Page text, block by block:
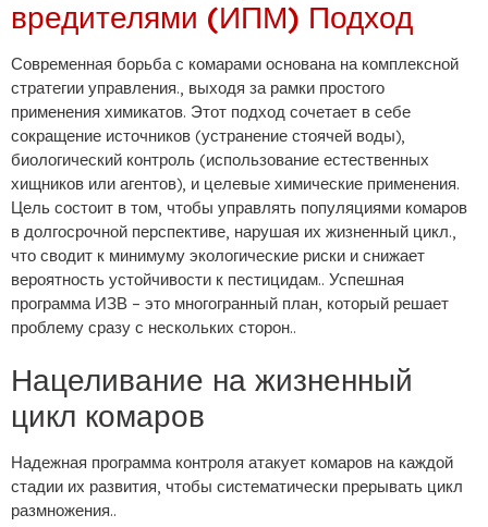
вредителями (ИПМ) Подход
Современная борьба с комарами основана на комплексной
стратегии управления., выходя за рамки простого
применения химикатов. Этот подход сочетает в себе
сокращение источников (устранение стоячей воды),
биологический контроль (использование естественных
хищников или агентов), и целевые химические применения.
Цель состоит в том, чтобы управлять популяциями комаров
в долгосрочной перспективе, нарушая их жизненный цикл.,
что сводит к минимуму экологические риски и снижает
вероятность устойчивости к пестицидам.. Успешная
программа ИЗВ – это многогранный план, который решает
проблему сразу с нескольких сторон..
Нацеливание на жизненный
цикл комаров
Надежная программа контроля атакует комаров на каждой
стадии их развития, чтобы систематически прерывать цикл
размножения..